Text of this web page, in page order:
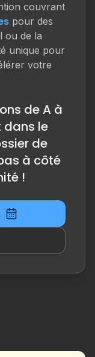
couvrant
pour des
ou de la
unique pour
votre
de A à
dans le
de
à côté
!